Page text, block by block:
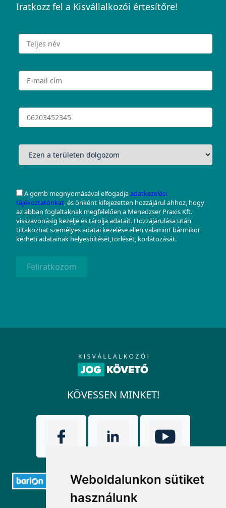
Weboldalunkon sütiket
használunk
Iratkozz fel a Kisvállalkozói értesítőre!
A gomb megnyomásával elfogadjaadatkezelési
tájékoztatónkat, és önként kifejezetten hozzájárul ahhoz, hogy
az abban foglaltaknak megfelelően a Menedzser Praxis Kft.
visszavonásig kezelje és tárolja adatait. Hozzájárulása után
tiltakozhat személyes adatai kezelése ellen valamint bármikor
kérheti adatainak helyesbítését,törlését, korlátozását.
Feliratkozom
KÖVESSEN MINKET!